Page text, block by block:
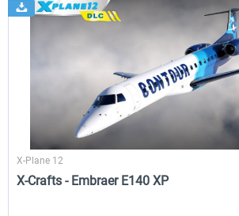
X-Plane 12
X-Crafts - Embraer E140 XP